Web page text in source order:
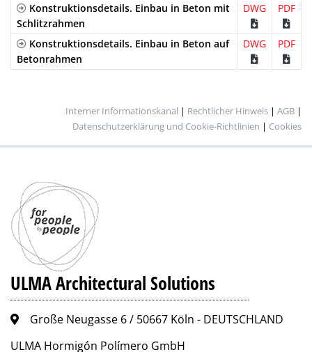
Edelstahl Lochrost A-15 IP100UCA
Kunstsoff
Länsstabrost
A-15
Kunstsoff
Länsstabrost
Konstruktionsdetails. Einbau in Beton mit
Schlitzrahmen
DWG PDF
Konstruktionsdetails. Einbau in Beton auf
Betonrahmen
DWG PDF
Interner Informationskanal | Rechtlicher Hinweis | AGB |
Datenschutzerklärung und Cookie-Richtlinien | Cookies
ULMA Architectural Solutions
Große Neugasse 6 / 50667 Köln - DEUTSCHLAND
ULMA Hormigón Polímero GmbH